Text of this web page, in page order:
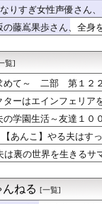
た瞬間
未勝利の騎手って？
ード勝ち越し…日ハム
マメちん その4+3.5」
市政権の消費税減税
、限界突破してしまう
）
2安打1失点！床田の
生になる子供たちに
刻な状態』になって
くれ←「見事だ」（
ラスト出してきてび
ォト
ると電気料金はいく
なりすぎ女性声優さん
の藤嶌果歩さん、全
覧]
めて～ 二部 第１２
ターはエインフェリ
の学園生活～友達１０
【あんこ】やる夫は
は裏の世界を生きる
ねる [一覧]